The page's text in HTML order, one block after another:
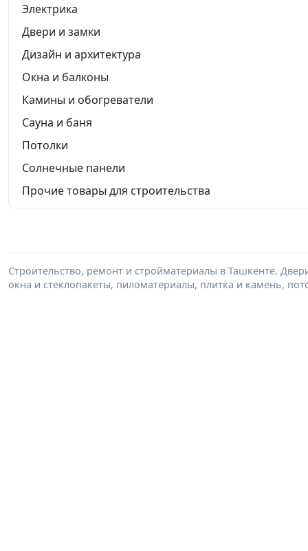
Электрика
Двери и замки
Дизайн и архитектура
Окна и балконы
Камины и обогреватели
Сауна и баня
Потолки
Солнечные панели
Прочие товары для строительства
Строительство, ремонт и стройматериалы в Ташкенте.
окна и стеклопакеты, пиломатериалы, плитка и камень,